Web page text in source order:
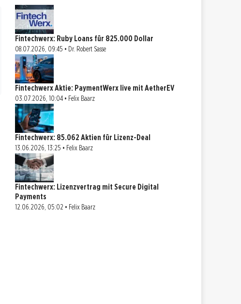
Fintechwerx: Ruby Loans für 825.000 Dollar
08.07.2026, 09:45 • Dr. Robert Sasse
Fintechwerx Aktie: PaymentWerx live mit AetherEV
03.07.2026, 10:04 • Felix Baarz
Fintechwerx: 85.062 Aktien für Lizenz-Deal
13.06.2026, 13:25 • Felix Baarz
Fintechwerx: Lizenzvertrag mit Secure Digital
Payments
12.06.2026, 05:02 • Felix Baarz